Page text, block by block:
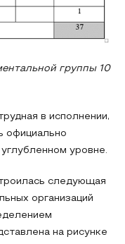
группы 10
в исполнении,
официально
уровне.
следующая
организаций
на рисунке